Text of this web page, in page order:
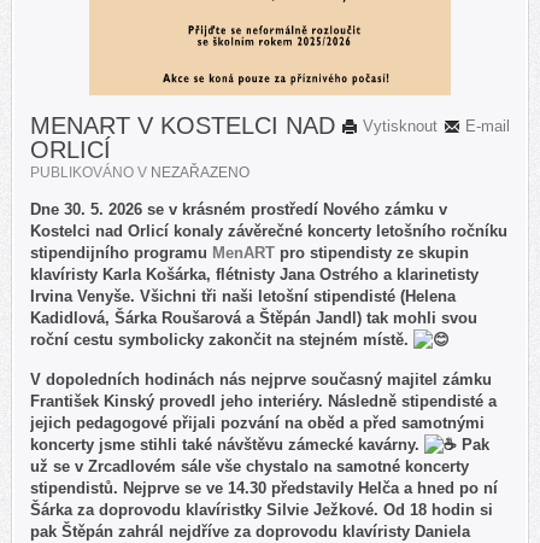
E-mail
Vytisknout
MENART V KOSTELCI NAD
ORLICÍ
PUBLIKOVÁNO V NEZAŘAZENO
Dne 30. 5. 2026 se v krásném prostředí Nového zámku v
Kostelci nad Orlicí konaly závěrečné koncerty letošního ročníku
stipendijního programu MenART pro stipendisty ze skupin
klavíristy Karla Košárka, flétnisty Jana Ostrého a klarinetisty
Irvina Venyše. Všichni tři naši letošní stipendisté (Helena
Kadidlová, Šárka Roušarová a Štěpán Jandl) tak mohli svou
roční cestu symbolicky zakončit na stejném místě.
V dopoledních hodinách nás nejprve současný majitel zámku
František Kinský provedl jeho interiéry. Následně stipendisté a
jejich pedagogové přijali pozvání na oběd a před samotnými
koncerty jsme stihli také návštěvu zámecké kavárny.
Pak
už se v Zrcadlovém sále vše chystalo na samotné koncerty
stipendistů. Nejprve se ve 14.30 představily Helča a hned po ní
Šárka za doprovodu klavíristky Silvie Ježkové. Od 18 hodin si
pak Štěpán zahrál nejdříve za doprovodu klavíristy Daniela